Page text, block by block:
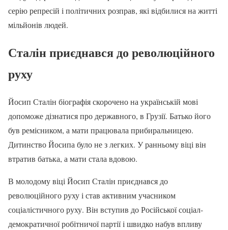
серію репресій і політичних розправ, які відбилися на житті
мільйонів людей.
Сталін приєднався до революційного
руху
Йосип Сталін біографія скорочено на українській мові
допоможе дізнатися про державного, в Грузії. Батько його
був ремісником, а мати працювала прибиральницею.
Дитинство Йосипа було не з легких. У ранньому віці він
втратив батька, а мати стала вдовою.
В молодому віці Йосип Сталін приєднався до
революційного руху і став активним учасником
соціалістичного руху. Він вступив до Російської соціал-
демократичної робітничої партії і швидко набув впливу